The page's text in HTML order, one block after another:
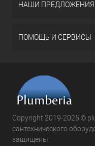
НАШИ ПРЕДЛОЖЕНИЯ
ПОМОЩЬ И СЕРВИСЫ
Copyright 2019-2025 ©
сантехнического
защищены.